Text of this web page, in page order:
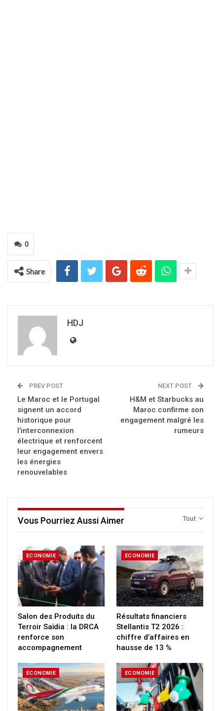
0
Share
HDJ
PREV POST
Le Maroc et le Portugal
signent un accord
historique pour
l’interconnexion
électrique et renforcent
leur engagement envers
les énergies
renouvelables
NEXT POST
H&M et Starbucks au
Maroc confirme son
engagement malgré les
rumeurs
Tout
Vous Pourriez Aussi Aimer
ECONOMIE
Salon des Produits du
Terroir Saïdia : la DRCA
renforce son
accompagnement
ECONOMIE
Résultats financiers
Stellantis T2 2026 :
chiffre d’affaires en
hausse de 13 %
ECONOMIE ECONOMIE